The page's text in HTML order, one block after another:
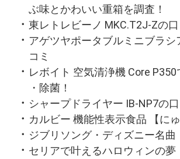
ぶ味とかわいい重箱を調査！
東レトレビーノ MKC.T2J-Zの口
アゲツヤポータブルミニブラシ
コミ
レボイト 空気清浄機 Core
・除菌！
シャープドライヤー IB-NP7の
カルビー 機能性表示食品 【にゅ
ジブリソング・ディズニー名曲
セリアで叶えるハロウィンの夢